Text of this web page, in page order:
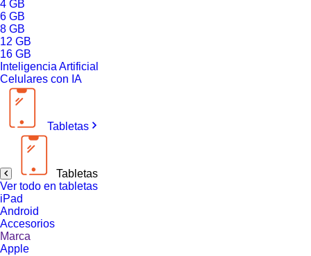
4 GB
6 GB
8 GB
12 GB
16 GB
Inteligencia Artificial
Celulares con IA
Tabletas
Tabletas
Ver todo en tabletas
iPad
Android
Accesorios
Marca
Apple